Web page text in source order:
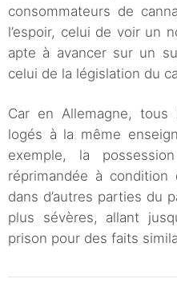
consommateurs de
l’espoir, celui de voir un
apte à avancer sur un
celui de la législation du
Car en Allemagne,
logés à la même
exemple, la
réprimandée à
dans d’autres parties du
plus sévères, allant
prison pour des faits